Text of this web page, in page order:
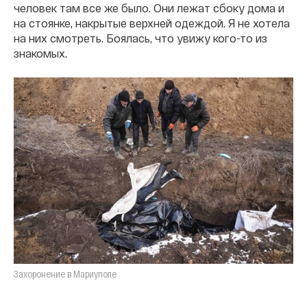
человек там все же было. Они лежат сбоку дома и
на стоянке, накрытые верхней одеждой. Я не хотела
на них смотреть. Боялась, что увижу кого-то из
знакомых.
Захоронение в Мариуполе